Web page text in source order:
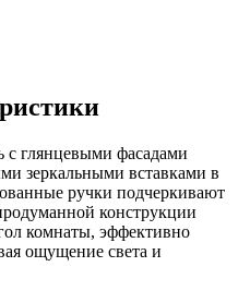
глянцевыми фасадами
зеркальными вставками в
ручки подчеркивают
конструкции
комнаты, эффективно
ощущение света и